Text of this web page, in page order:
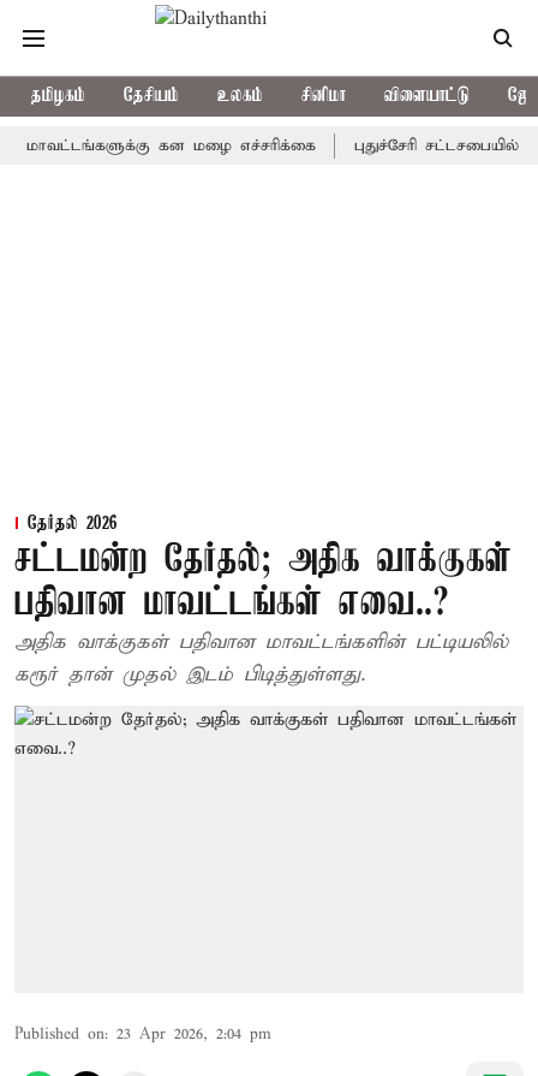
தமிழகம் தேசியம் உலகம் சினிமா விளையாட்டு
கன மழை எச்சரிக்கை புதுச்சேரி சட்டசபையில் வரும்
தேர்தல் 2026
சட்டமன்ற தேர்தல்; அதிக வாக்குகள்
பதிவான மாவட்டங்கள் எவை..?
அதிக வாக்குகள் பதிவான மாவட்டங்களின் பட்டியலில்
கரூர் தான் முதல் இடம் பிடித்துள்ளது.
Published on: 23 Apr 2026, 2:04 pm